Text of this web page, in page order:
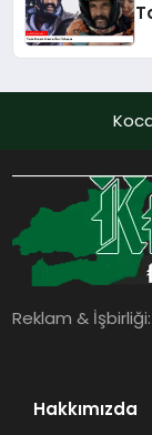
Reklam &
Hakkımızda